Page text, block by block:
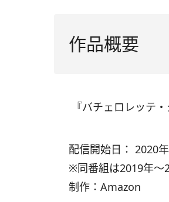
作品概要
『バチェロレッテ
配信開始日： 2020
※同番組は2019年～
制作：Amazon